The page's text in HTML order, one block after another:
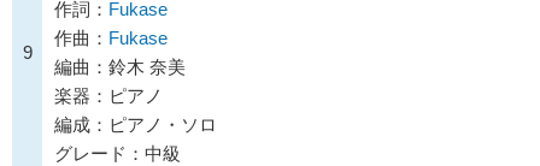
9
作詞： Fukase
作曲： Fukase
編曲：鈴木 奈美
楽器：ピアノ
編成：ピアノ・ソロ
グレード：中級